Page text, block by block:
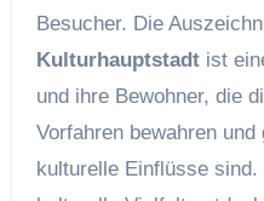
Besucher. Die
Kulturhauptstadtist
und ihre Bewohner, die
Vorfahren bewahren
kulturelle Einflüsse